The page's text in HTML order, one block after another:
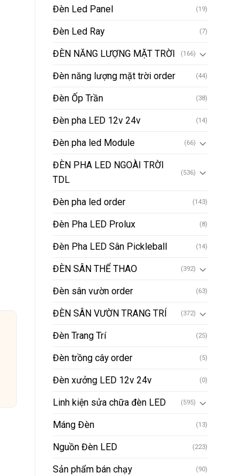
Đèn Led Panel (19)
Đèn Led Ray (7)
ĐÈN NĂNG LƯỢNG MẶT TRỜI (166)
Đèn năng lượng mặt trời order (44)
Đèn Ốp Trần (38)
Đèn pha LED 12v 24v (14)
Đèn pha led Module (66)
ĐÈN PHA LED NGOÀI TRỜI
TDL
(536)
Đèn pha led order (143)
Đèn Pha LED Prolux (8)
Đèn Pha LED Sân Pickleball (14)
ĐÈN SÂN THỂ THAO (392)
Đèn sân vườn order (63)
ĐÈN SÂN VƯỜN TRANG TRÍ (372)
Đèn Trang Trí (25)
Đèn trồng cây order (5)
Đèn xưởng LED 12v 24v (0)
Linh kiện sửa chữa đèn LED (595)
Máng Đèn (13)
Nguồn Đèn LED (223)
Sản phẩm bán chạy (90)